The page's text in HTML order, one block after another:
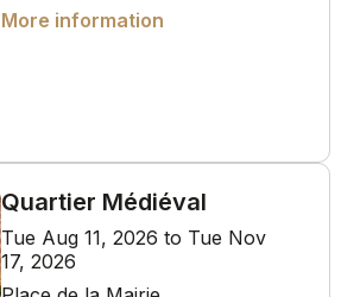
More information
Quartier Médiéval
Tue Aug 11, 2026 to Tue Nov
17, 2026